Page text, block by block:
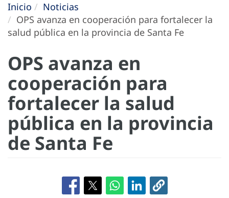
Inicio
Noticias
OPS avanza en cooperación para fortalecer la
salud pública en la provincia de Santa Fe
OPS avanza en
cooperación para
fortalecer la salud
pública en la provincia
de Santa Fe